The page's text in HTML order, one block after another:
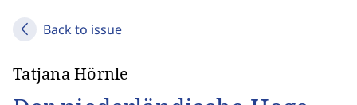
Back to issue
Tatjana Hörnle